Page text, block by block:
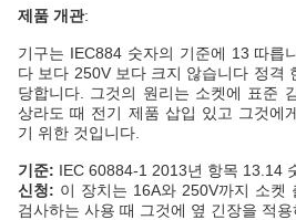
제품 개관:
기구는 IEC884 숫자의 기준에 13 따릅
다 보다 250V 보다 크지 않습니다 정격
당합니다. 그것의 원리는 소켓에 표준
상라도 때 전기 제품 삽입 있고 그것에
기 위한 것입니다.
기준: IEC 60884-1 2013년 항목 13.14
신청: 이 장치는 16A와 250V까지 소켓
검사하는 사용 때 그것에 옆 긴장을 적